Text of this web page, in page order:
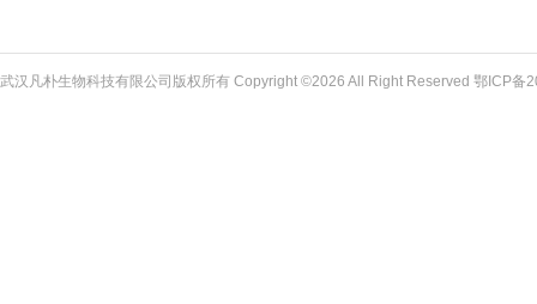
武汉凡朴生物科技有限公司版权所有 Copyright ©2026 All Right Reserved 鄂ICP备